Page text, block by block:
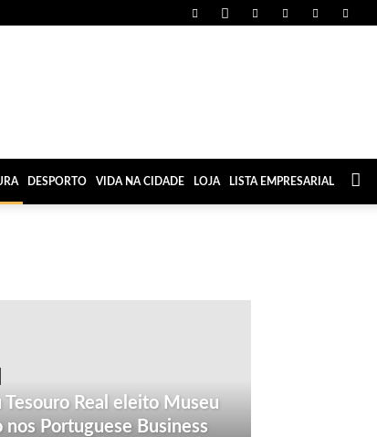
DESPORTO VIDA NA CIDADE LOJA LISTA EMPRESARIAL
Tesouro Real eleito Museu
nos Portuguese Business